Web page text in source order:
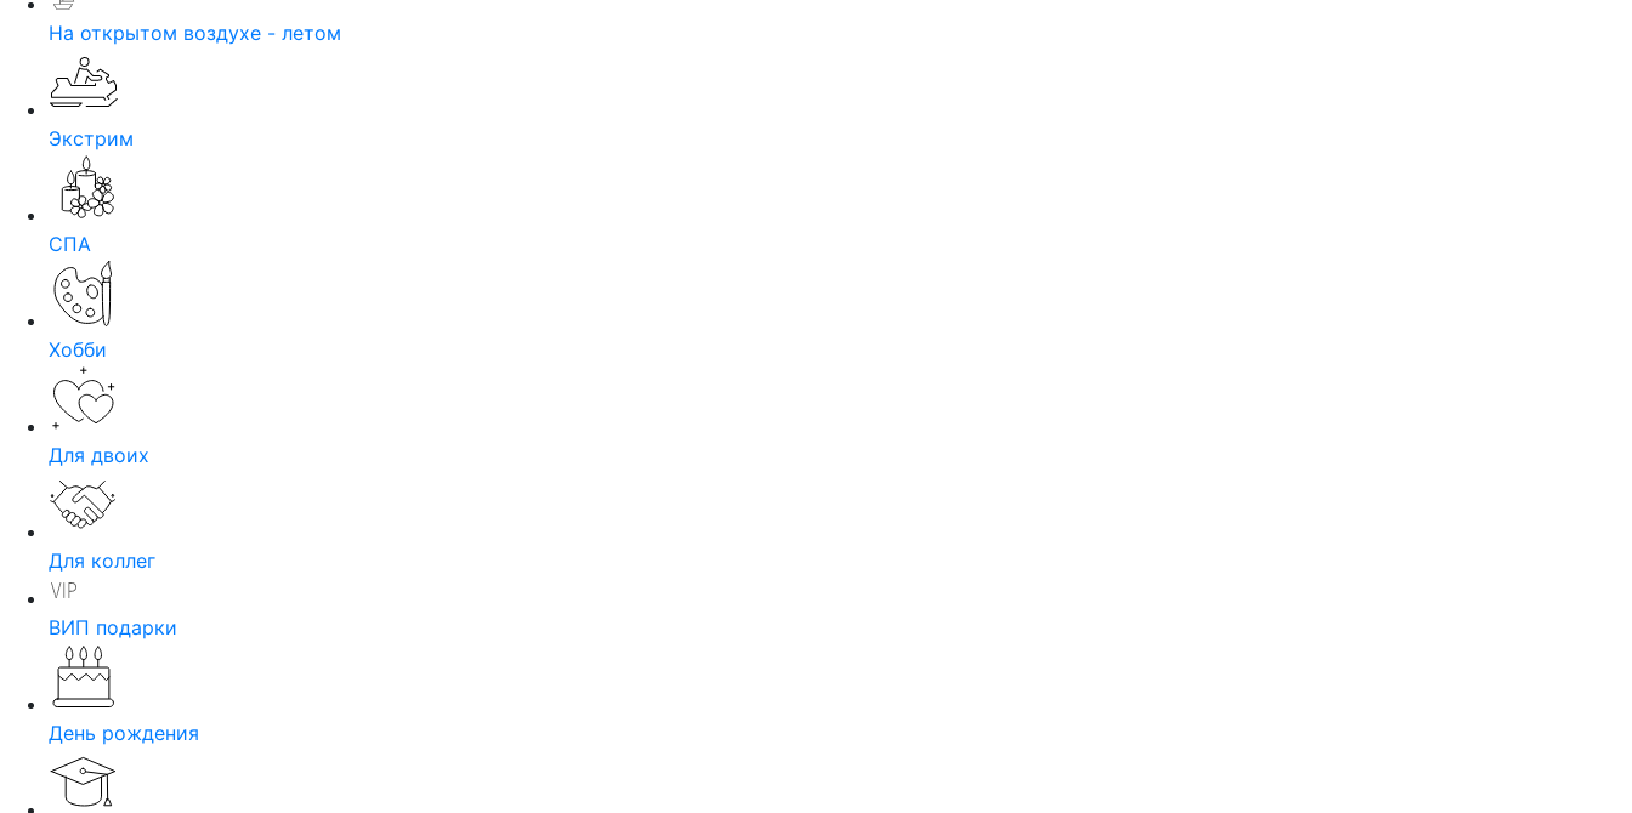
На открытом воздухе - летом
Экстрим
СПА
Хобби
Для двоих
Для коллег
ВИП подарки
День рождения